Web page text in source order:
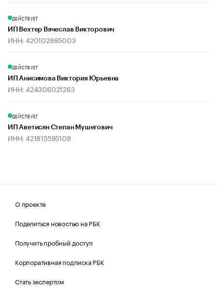
ДЕЙСТВУЕТ
ИП Вехтер Вячеслав Викторович
ИНН: 420102885003
ДЕЙСТВУЕТ
ИП Анисимова Виктория Юрьевна
ИНН: 424306021263
ДЕЙСТВУЕТ
ИП Аветисян Степан Мушегович
ИНН: 421815595108
О проекте
Поделиться новостью на РБК
Получить пробный доступ
Корпоративная подписка РБК
Стать экспертом